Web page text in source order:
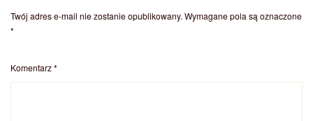
Twój adres e-mail nie zostanie opublikowany. Wymagane pola są oznaczone
*
Komentarz*